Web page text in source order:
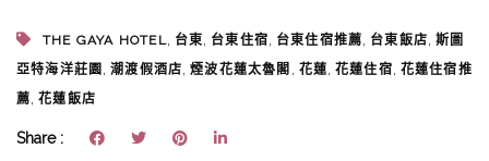
THE GAYA HOTEL 台東 台東住宿 台東住宿推薦 台東飯店 ,斯圖
亞特海洋莊園
,潮渡假酒店 ,煙波花蓮太魯閣 花蓮 ,花蓮住宿 花蓮住宿推
薦 ,花蓮飯店
Share :